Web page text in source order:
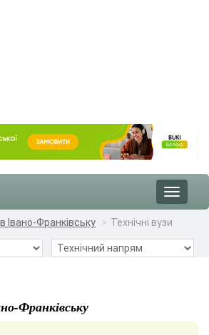
Toggle
Івано-Франківську Технічні вузи
Франківську